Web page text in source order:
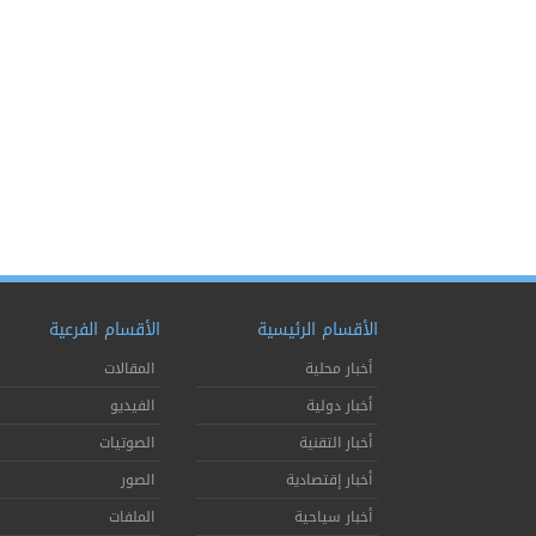
الأقسام الرئيسية
أخبار محلية
أخبار دولية
أخبار التقنية
أخبار إقتصادية
أخبار سياحية
الأقسام الفرعية
المقالات
الفيديو
الصوتيات
الصور
الملفات